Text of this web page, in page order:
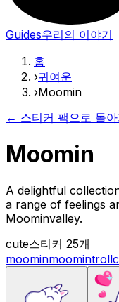
Guides우리의 이야기
홈
›귀여운
›Moomin
← 스티커 팩으로 돌아
Moomin
A delightful
a range of feelings
Moominvalley.
cute스티커 25개
moominmoomintroll